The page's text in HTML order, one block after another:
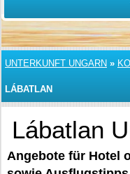
UNTERKUNFT UNGARN »
LÁBATLAN
Lábatlan
Angebote für Hotel